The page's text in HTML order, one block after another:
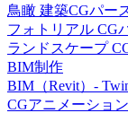
鳥瞰 建築CGパー
フォトリアル CG
ランドスケープ
BIM制作
BIM（Revit）-
CGアニメーション